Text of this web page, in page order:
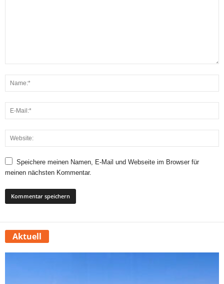
Speichere meinen Namen, E-Mail und Webseite im Browser für
meinen nächsten Kommentar.
Aktuell